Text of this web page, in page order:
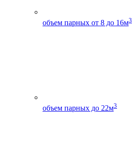
объем парных от 8 до 16м3
объем парных до 22м3